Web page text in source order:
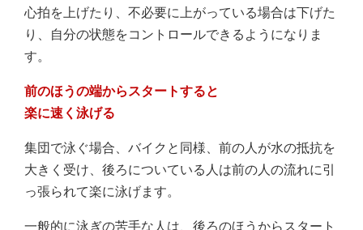
心拍を上げたり、不必要に上がっている場合は下げた
り、自分の状態をコントロールできるようになりま
す。
前のほうの端からスタートすると
楽に速く泳げる
集団で泳ぐ場合、バイクと同様、前の人が水の抵抗を
大きく受け、後ろについている人は前の人の流れに引
っ張られて楽に泳げます。
一般的に泳ぎの苦手な人は、後ろのほうからスタート